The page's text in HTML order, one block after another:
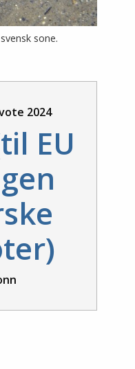
sone.
2024
EU